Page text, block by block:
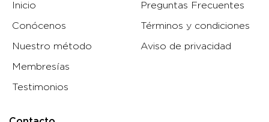
Inicio
Conócenos
Nuestro método
Membresías
Testimonios
Preguntas Frecuentes
Términos y condiciones
Aviso de privacidad